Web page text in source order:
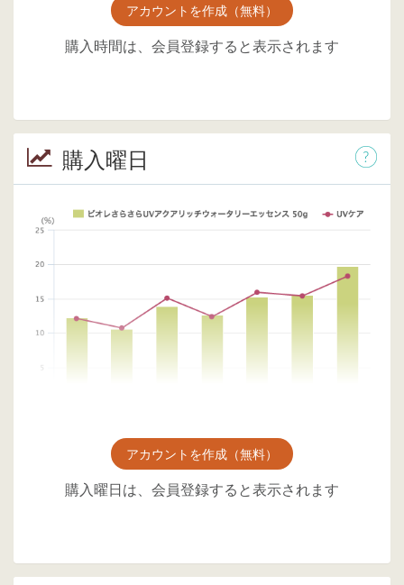
アカウントを作成（無料）
購入時間は、会員登録すると表示されます
購入曜日
アカウントを作成（無料）
購入曜日は、会員登録すると表示されます